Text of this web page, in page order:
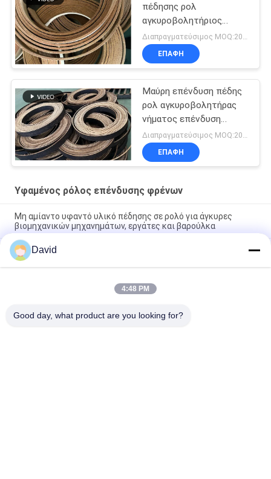
πέδησης ρολ
αγκυροβολητήριος
κουμπί επένδυση
πέδησης τρυπημένο
υφασμένο επένδυση
Διαπραγματεύσιμος MOQ:20 ρόλοι
ΕΠΑΦΉ
Μαύρη επένδυση πέδης
ρολ αγκυροβολητήρας
νήματος επένδυση
πέδης μαύρο χρώμα
υφασμένη επένδυση
πέδης
Διαπραγματεύσιμος MOQ:20 ρόλοι
ΕΠΑΦΉ
Υφαμένος ρόλος επένδυσης φρένων
Μη αμίαντο υφαντό υλικό πέδησης σε ρολό για άγκυρες
βιομηχανικών μηχανημάτων, εργάτες και βαρούλκα
Ελαστικός ανεμοθρεπτήρας ανεμοθρεπτήρα υφασμένο ρολό
επένδυσης φρένων για μηχανή γεώτρησης πετρελαίου
ανελκυστήρα Capstan
Επαγγελματική μη αμίαντος υφαντική επένδυση φρένων ρολ
David
4:48 PM
Good day, what product are you looking for?